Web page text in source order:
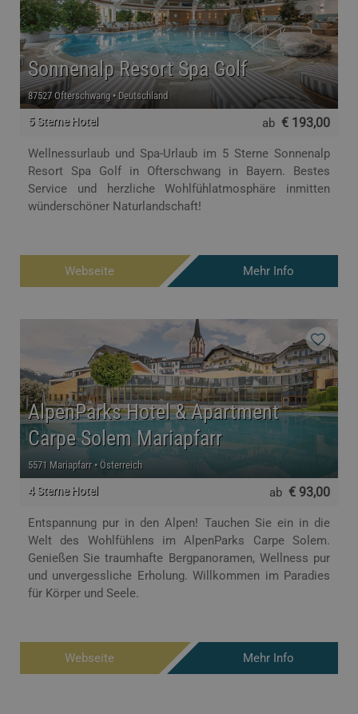
5 Sterne Hotel
Sonnenalp Resort Spa Golf
87527 Ofterschwang • Deutschland
ab € 193,00
Wellnessurlaub und Spa-Urlaub im 5 Sterne Sonnenalp
Resort Spa Golf in Ofterschwang in Bayern. Bestes
Service und herzliche Wohlfühlatmosphäre inmitten
wünderschöner Naturlandschaft!
Webseite Mehr Info
4 Sterne Hotel
AlpenParks Hotel & Apartment
Carpe Solem Mariapfarr
5571 Mariapfarr • Österreich
ab € 93,00
Entspannung pur in den Alpen! Tauchen Sie ein in die
Welt des Wohlfühlens im AlpenParks Carpe Solem.
Genießen Sie traumhafte Bergpanoramen, Wellness pur
und unvergessliche Erholung. Willkommen im Paradies
für Körper und Seele.
Webseite Mehr Info